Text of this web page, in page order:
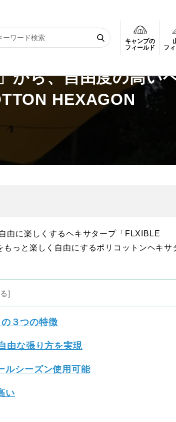
キャンプの
フィールド
フ
由度の高いヘキサタープ「FLEXIBLE POLYCOTTON
から、自由度の高い
HEXAGON
由に楽しくするヘキサタープ「FLXIBLE
っと楽しく自由にするポリコットンヘキサ
３つの特徴
由な張り方を実現
ルシーズン使用可能
い